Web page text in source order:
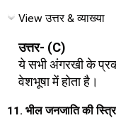
View उत्तर & व्याख्या
उत्तर- (C)
ये सभी अंगरखी के
वेशभूषा में होता है।
11. भील जनजाति की